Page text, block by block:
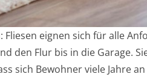
Fliesen eignen sich für alle
den Flur bis in die Garage.
sich Bewohner viele Jahre